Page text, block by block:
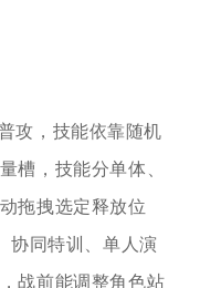
攻，技能依靠随机
槽，技能分单体、
拖拽选定释放位
协同特训、单人演
战前能调整角色站